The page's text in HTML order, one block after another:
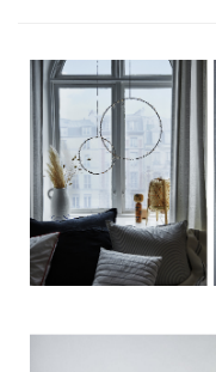
Artikkelien
selaus